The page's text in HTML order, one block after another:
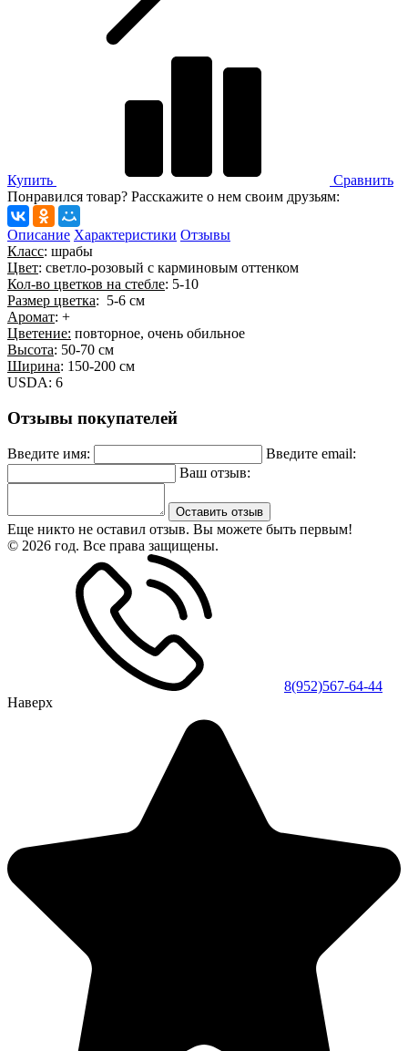
Купить
Сравнить
Понравился товар? Расскажите о нем своим друзьям:
Описание Характеристики Отзывы
Класс: шрабы
Цвет: светло-розовый с карминовым оттенком
Кол-во цветков на стебле: 5-10
Размер цветка: 5-6 см
Аромат: +
Цветение: повторное, очень обильное
Высота: 50-70 см
Ширина: 150-200 см
USDA: 6
Отзывы покупателей
Введите имя:
Введите email:
Ваш отзыв:
Оставить отзыв
Еще никто не оставил отзыв. Вы можете быть первым!
© 2026 год. Все права защищены.
8(952)567-64-44
Наверх